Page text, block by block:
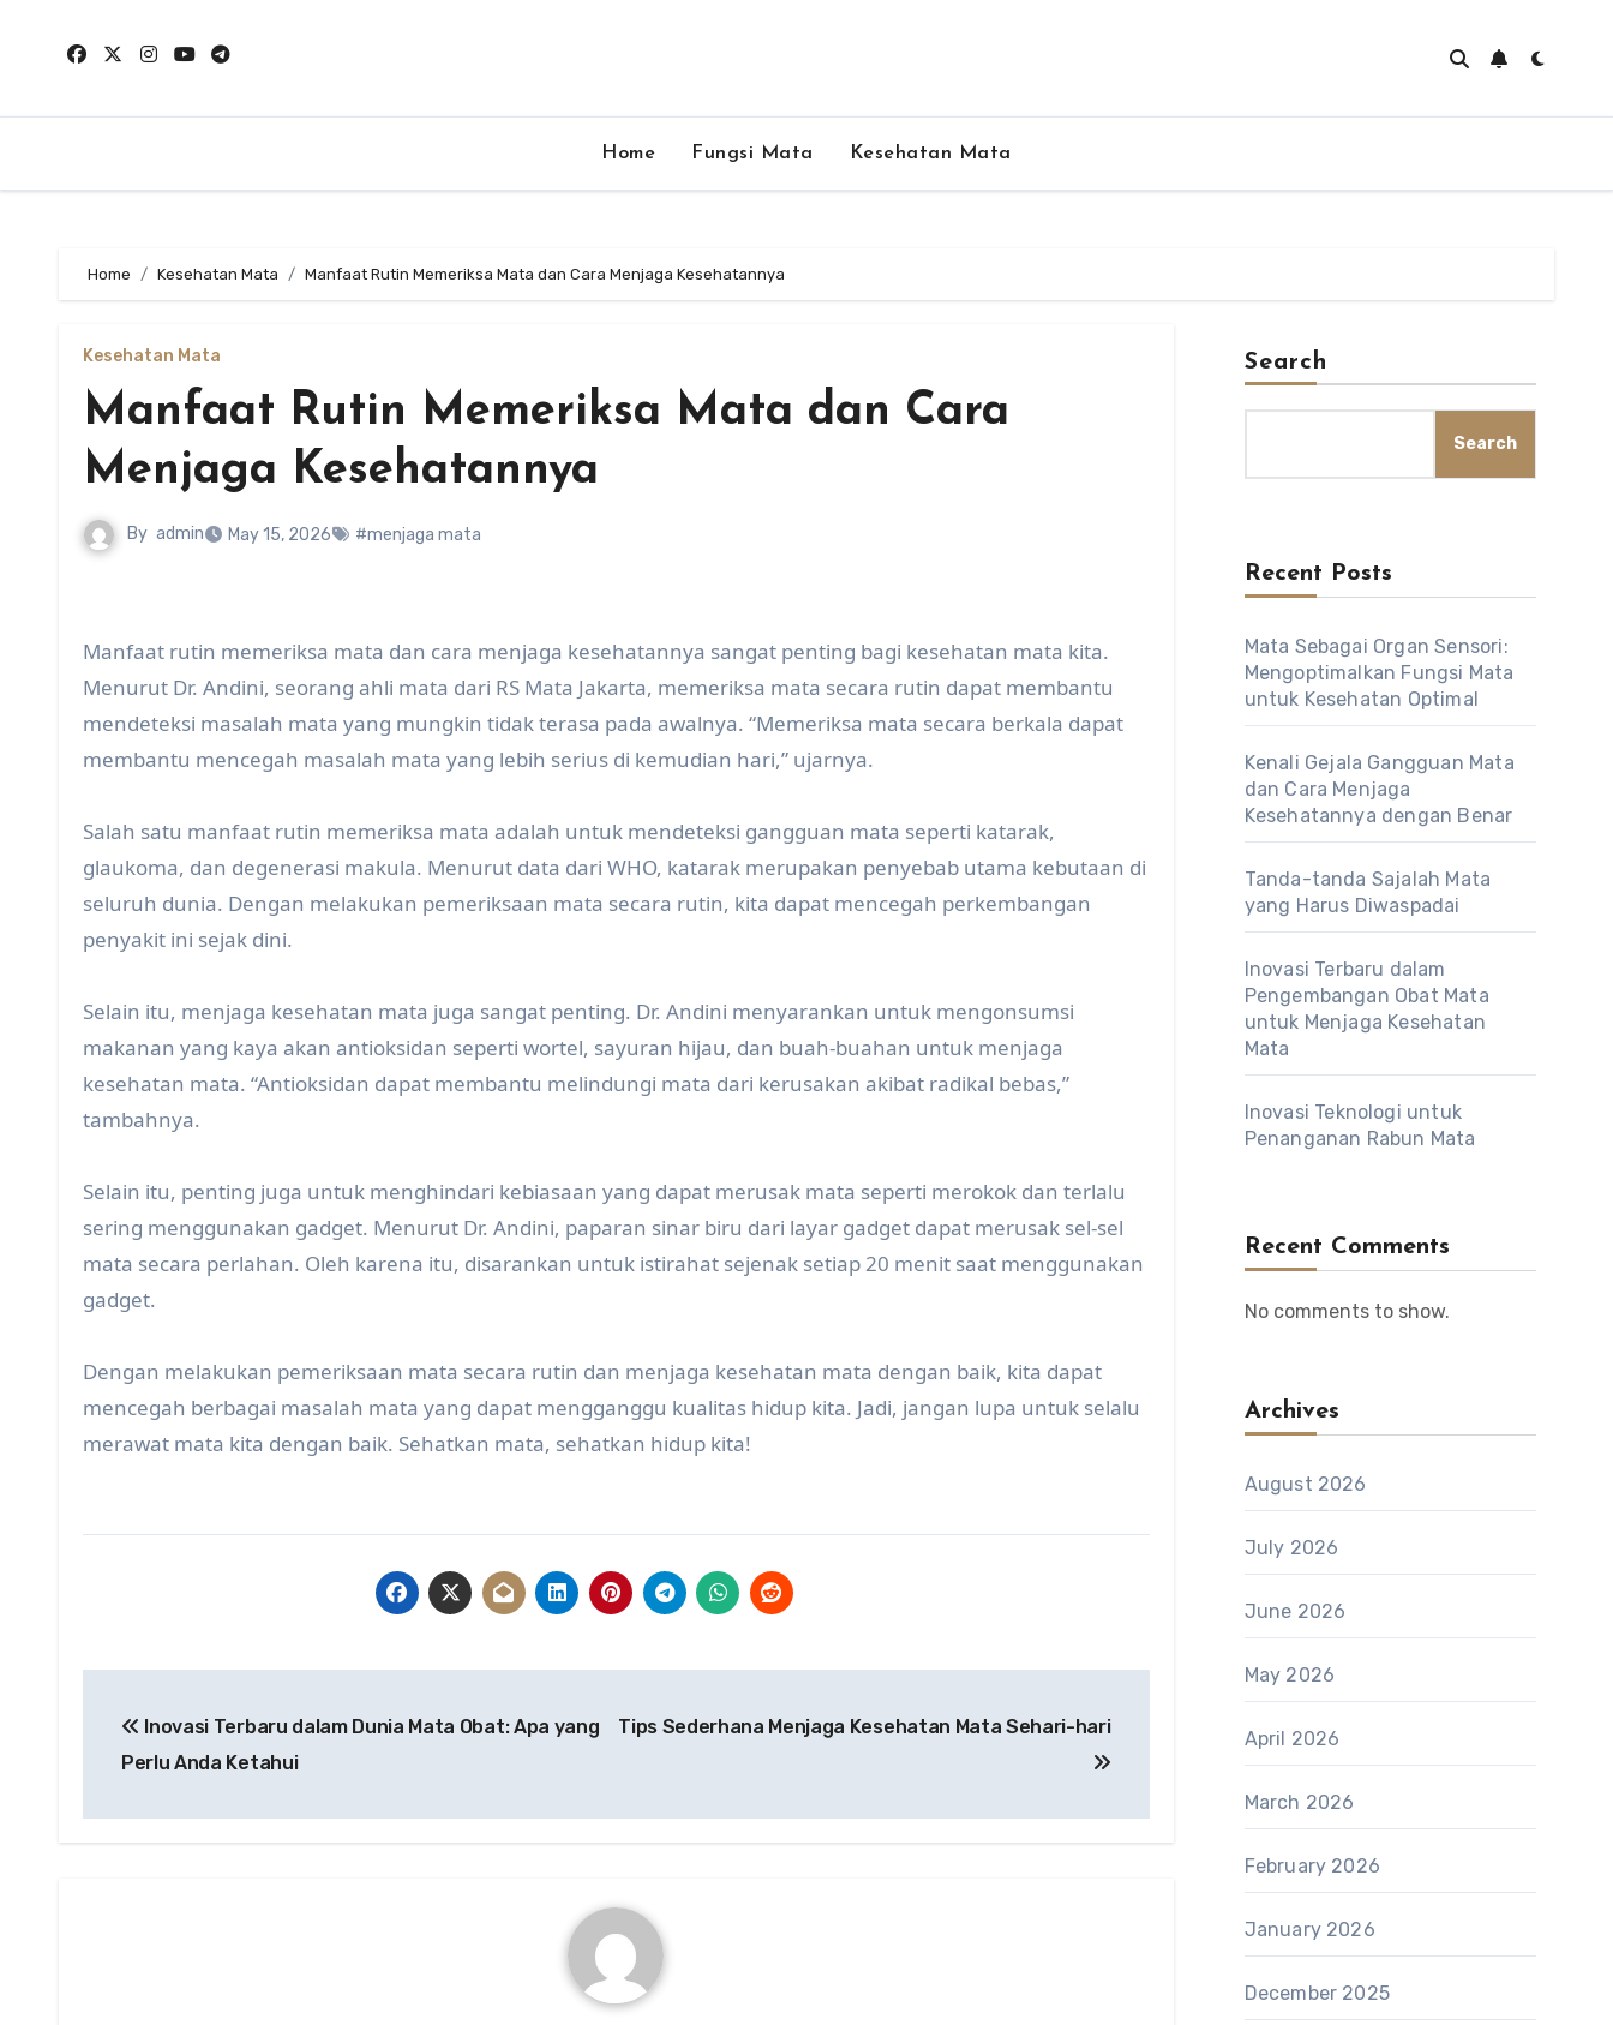
Home Fungsi Mata Kesehatan Mata
Home Kesehatan Mata Manfaat Rutin Memeriksa Mata dan Cara Menjaga Kesehatannya
Kesehatan Mata
Manfaat Rutin Memeriksa Mata dan Cara
Menjaga Kesehatannya
By admin May 15, 2026 #menjaga mata
Manfaat rutin memeriksa mata dan cara menjaga kesehatannya sangat penting bagi kesehatan mata kita.
Menurut Dr. Andini, seorang ahli mata dari RS Mata Jakarta, memeriksa mata secara rutin dapat membantu
mendeteksi masalah mata yang mungkin tidak terasa pada awalnya. “Memeriksa mata secara berkala dapat
membantu mencegah masalah mata yang lebih serius di kemudian hari,” ujarnya.
Salah satu manfaat rutin memeriksa mata adalah untuk mendeteksi gangguan mata seperti katarak,
glaukoma, dan degenerasi makula. Menurut data dari WHO, katarak merupakan penyebab utama kebutaan di
seluruh dunia. Dengan melakukan pemeriksaan mata secara rutin, kita dapat mencegah perkembangan
penyakit ini sejak dini.
Selain itu, menjaga kesehatan mata juga sangat penting. Dr. Andini menyarankan untuk mengonsumsi
makanan yang kaya akan antioksidan seperti wortel, sayuran hijau, dan buah-buahan untuk menjaga
kesehatan mata. “Antioksidan dapat membantu melindungi mata dari kerusakan akibat radikal bebas,”
tambahnya.
Selain itu, penting juga untuk menghindari kebiasaan yang dapat merusak mata seperti merokok dan terlalu
sering menggunakan gadget. Menurut Dr. Andini, paparan sinar biru dari layar gadget dapat merusak sel-sel
mata secara perlahan. Oleh karena itu, disarankan untuk istirahat sejenak setiap 20 menit saat menggunakan
gadget.
Dengan melakukan pemeriksaan mata secara rutin dan menjaga kesehatan mata dengan baik, kita dapat
mencegah berbagai masalah mata yang dapat mengganggu kualitas hidup kita. Jadi, jangan lupa untuk selalu
merawat mata kita dengan baik. Sehatkan mata, sehatkan hidup kita!
navigation
Inovasi Terbaru dalam Dunia Mata Obat: Apa yang
Perlu Anda Ketahui
Tips Sederhana Menjaga Kesehatan Mata Sehari-hari
Search
Search
Recent Posts
Mata Sebagai Organ Sensori:
Mengoptimalkan Fungsi Mata
untuk Kesehatan Optimal
Kenali Gejala Gangguan Mata
dan Cara Menjaga
Kesehatannya dengan Benar
Tanda-tanda Sajalah Mata
yang Harus Diwaspadai
Inovasi Terbaru dalam
Pengembangan Obat Mata
untuk Menjaga Kesehatan
Mata
Inovasi Teknologi untuk
Penanganan Rabun Mata
Recent Comments
No comments to show.
Archives
August 2026
July 2026
June 2026
May 2026
April 2026
March 2026
February 2026
January 2026
December 2025